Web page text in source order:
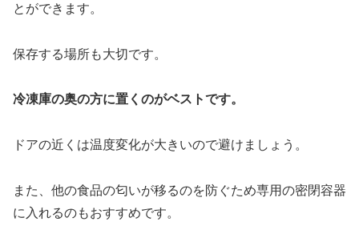
とができます。
保存する場所も大切です。
冷凍庫の奥の方に置くのがベストです。
ドアの近くは温度変化が大きいので避けましょう。
また、他の食品の匂いが移るのを防ぐため専用の密閉容器
に入れるのもおすすめです。